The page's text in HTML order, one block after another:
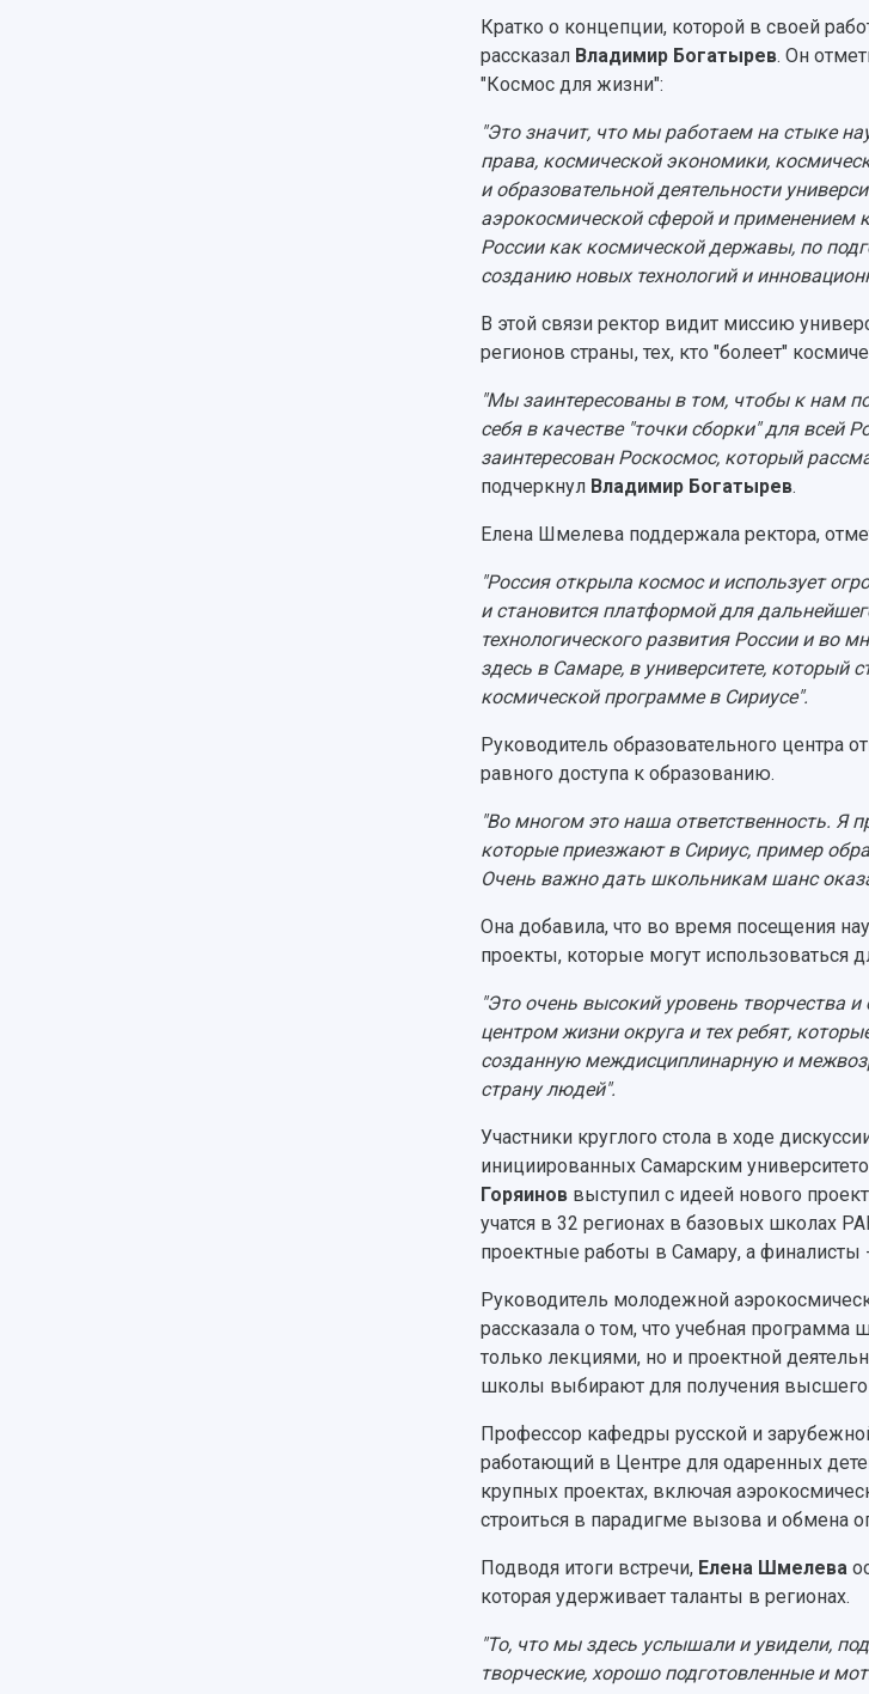
Кратко о концепции, которой в своей
рассказал Владимир Богатырев. Он
"Космос для жизни":
"Это значит, что мы работаем на стыке
права, космической экономики,
и образовательной деятельности
аэрокосмической сферой и применением
России как космической державы, по
созданию новых технологий и
В этой связи ректор видит миссию
регионов страны, тех, кто "болеет"
"Мы заинтересованы в том, чтобы к нам
себя в качестве "точки сборки" для всей
заинтересован Роскосмос, который
подчеркнул Владимир Богатырев.
Елена Шмелева поддержала ректора,
"Россия открыла космос и использует
и становится платформой для
технологического развития России и во
здесь в Самаре, в университете,
космической программе в Сириусе".
Руководитель образовательного центра
равного доступа к образованию.
"Во многом это наша ответственность. Я
которые приезжают в Сириус, пример
Очень важно дать школьникам шанс
Она добавила, что во время посещения
проекты, которые могут использоваться
"Это очень высокий уровень творчества
центром жизни округа и тех ребят,
созданную междисциплинарную и
страну людей".
Участники круглого стола в ходе
инициированных Самарским
Горяинов выступил с идеей нового
учатся в 32 регионах в базовых школах
проектные работы в Самару, а
Руководитель молодежной
рассказала о том, что учебная программа
только лекциями, но и проектной
школы выбирают для получения высшего
Профессор кафедры русской и
работающий в Центре для одаренных
крупных проектах, включая
строиться в парадигме вызова и обмена
Подводя итоги встречи, Елена Шмелева
которая удерживает таланты в регионах.
"То, что мы здесь услышали и увидели,
творческие, хорошо подготовленные и